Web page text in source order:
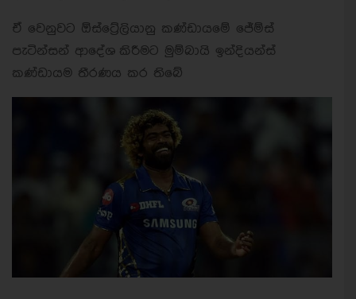
ඒ වෙනුවට ඕස්ට්‍රේලියානු කණ්ඩායමේ ජේම්ස්
පැටින්සන් ආදේශ කිරීමට මුම්බායි ඉන්දියන්ස්
කණ්ඩායම තීරණය කර තිබේ